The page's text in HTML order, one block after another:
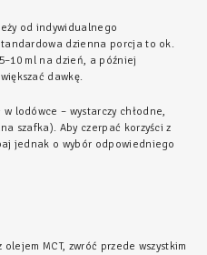
od indywidualnego
dzienna porcja to ok.
ml na dzień, a później
dawkę.
lodówce – wystarczy chłodne,
szafka). Aby czerpać korzyści z
jednak o wybór odpowiedniego
MCT, zwróć przede wszystkim